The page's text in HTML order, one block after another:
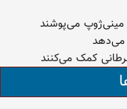
مینی‌ژوپ می‌پوشند
می‌دهد
کمک می‌کنند